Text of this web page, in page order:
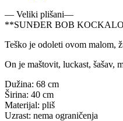
— Veliki plišani—
**SUNĐER BOB
Teško je odoleti ovom malom,
On je maštovit, luckast, šašav,
Dužina: 68 cm
Širina: 40 cm
Materijal: pliš
Uzrast: nema ograničenja